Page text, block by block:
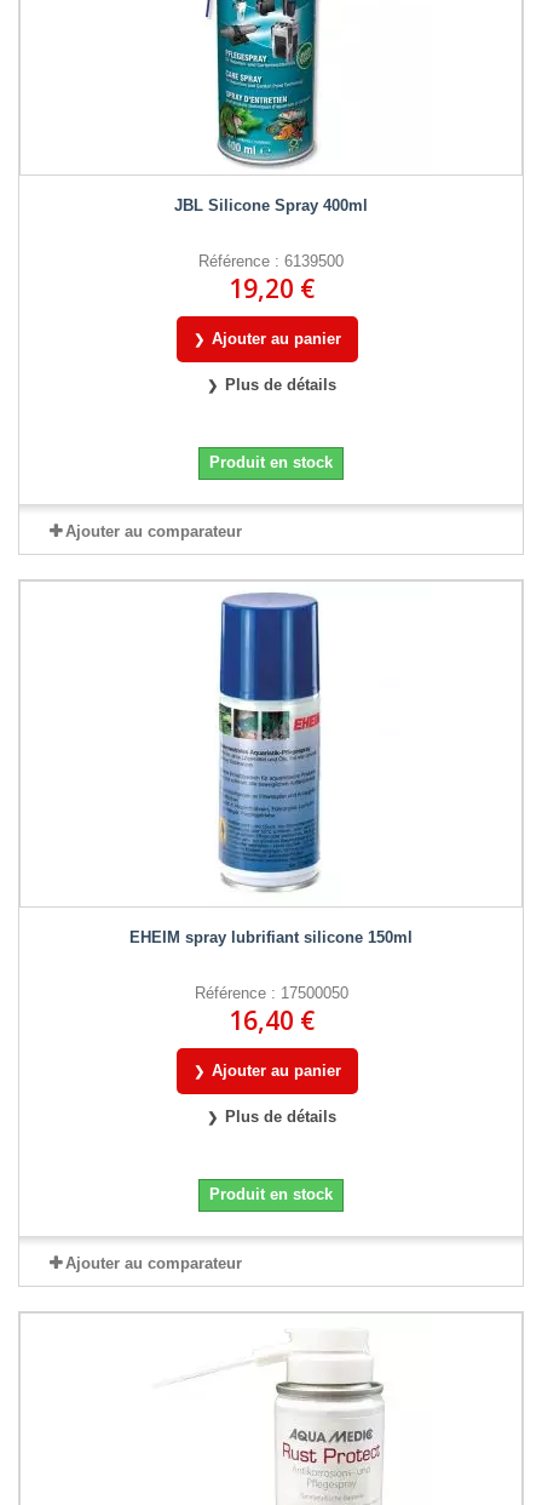
JBL Silicone Spray 400ml
Référence : 6139500
19,20 €
Ajouter au panier
Plus de détails
Produit en stock
Ajouter au comparateur
EHEIM spray lubrifiant silicone 150ml
Référence : 17500050
16,40 €
Ajouter au panier
Plus de détails
Produit en stock
Ajouter au comparateur